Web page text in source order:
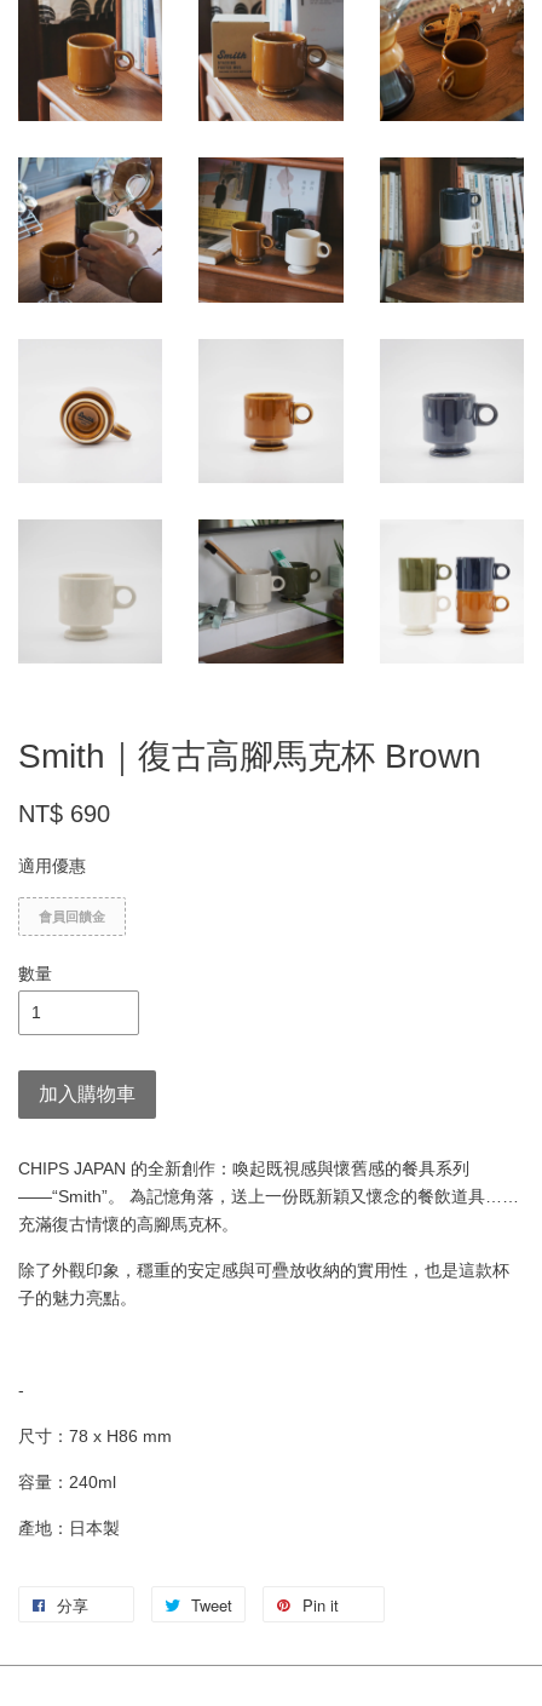
Smith｜復古高腳馬克杯 Brown
NT$ 690
適用優惠
會員回饋金
數量
加入購物車
CHIPS JAPAN 的全新創作：喚起既視感與懷舊感的餐具系列
——“Smith”。 為記憶角落，送上一份既新穎又懷念的餐飲道具……
充滿復古情懷的高腳馬克杯。
除了外觀印象，穩重的安定感與可疊放收納的實用性，也是這款杯
子的魅力亮點。
-
尺寸：78 x H86 mm
容量：240ml
產地：日本製
分享 Tweet Pin it